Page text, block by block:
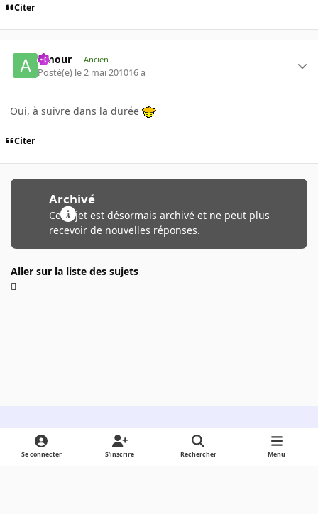
Citer
Amour Ancien
Posté(e) le 2 mai 201016 a
Oui, à suivre dans la durée
Citer
Archivé
Ce sujet est désormais archivé et ne peut plus
recevoir de nouvelles réponses.
Aller sur la liste des sujets
Light ModeDark ModeSystem Preference
Se connecter S’inscrire Rechercher Menu